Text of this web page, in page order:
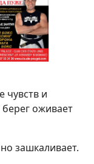
чувств и
оживает
зашкаливает.